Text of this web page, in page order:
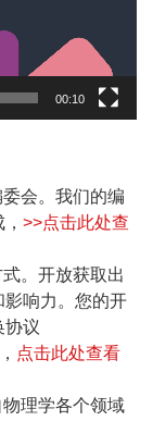
00:10
会。我们的编
>>点击此处查
。开放获取出
影响力。您的开
协议
点击此处查看
理学各个领域